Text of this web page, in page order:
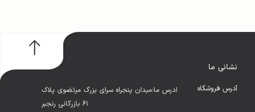
نشانی ما
آدرس فروشگاه
ادرس ما:میدان پنجراه سرای بزرگ مرتضوی پلاک
۶۱ بازرگانی رنجبر